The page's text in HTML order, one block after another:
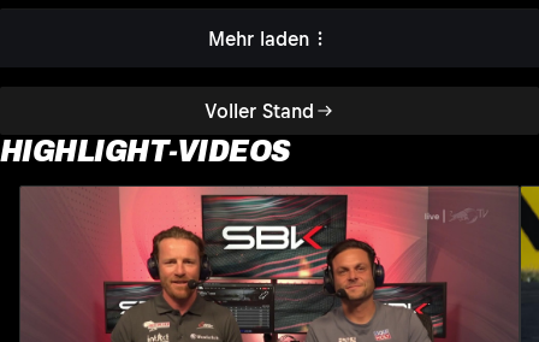
Voller Stand
Mehr laden
HIGHLIGHT-VIDEOS